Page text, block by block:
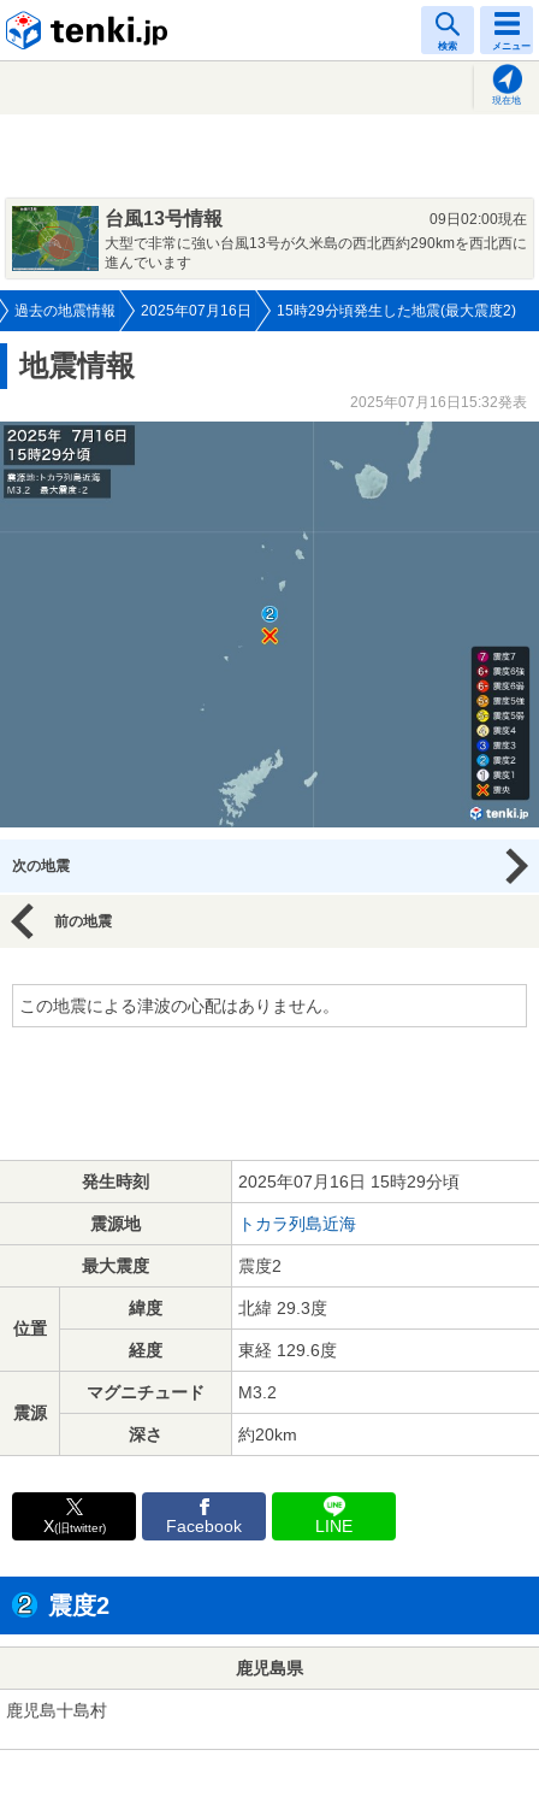
検索 メニュー
現在地
台風13号情報
09日02:00現在
大型で非常に強い台風13号が久米島の西北西約290kmを西北西に
進んでいます
過去の地震情報 2025年07月16日 15時29分頃発生した地震(最大震度2)
地震情報
2025年07月16日15:32発表
次の地震
前の地震
この地震による津波の心配はありません。
発生時刻 2025年07月16日 15時29分頃
震源地 トカラ列島近海
最大震度 震度2
位置
緯度 北緯 29.3度
経度 東経 129.6度
震源
マグニチュード M3.2
深さ 約20km
X(旧twitter) Facebook LINE
震度2
鹿児島県
鹿児島十島村